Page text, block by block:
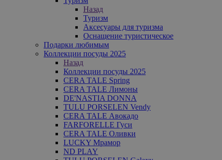
Назад
Туризм
Аксесуары для туризма
Оснащение туристическое
Подарки любимым
Коллекции посуды 2025
Назад
Коллекции посуды 2025
CERA TALE Spring
CERA TALE Лимоны
DE'NASTIA DONNA
TULU PORSELEN Vendy
CERA TALE Авокадо
FARFORELLE Гуси
CERA TALE Оливки
LUCKY Мрамор
ND PLAY